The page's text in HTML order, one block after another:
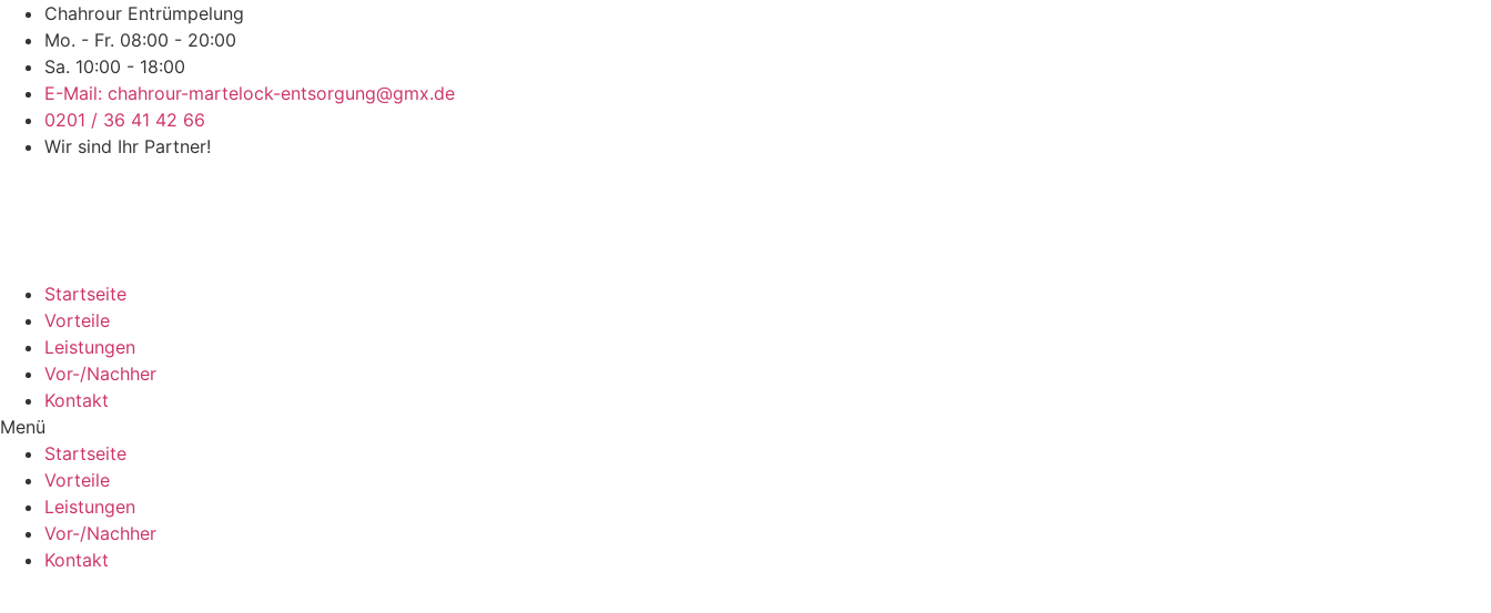
Chahrour Entrümpelung
Mo. - Fr. 08:00 - 20:00
Sa. 10:00 - 18:00
E-Mail: chahrour-martelock-entsorgung@gmx.de
0201 / 36 41 42 66
Wir sind Ihr Partner!
Startseite
Vorteile
Leistungen
Vor-/Nachher
Kontakt
Menü
Startseite
Vorteile
Leistungen
Vor-/Nachher
Kontakt